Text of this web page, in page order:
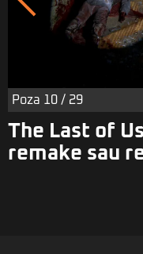
Poza 10 / 29
The Last of
remake sau